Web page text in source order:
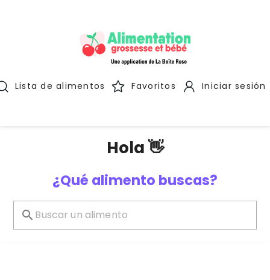
Lista de alimentos Favoritos Iniciar sesión
Hola 👋
¿Qué alimento buscas?